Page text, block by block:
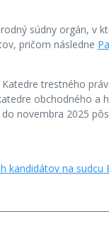
súdny orgán,
pričom následne
trestného
obchodného
do novembra 2025
kandidátov na sudcu